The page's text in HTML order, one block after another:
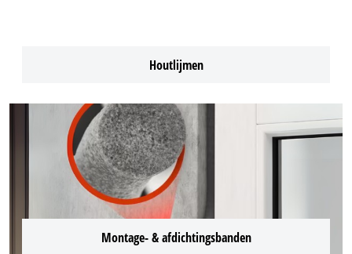
Houtlijmen
Montage- & afdichtingsbanden